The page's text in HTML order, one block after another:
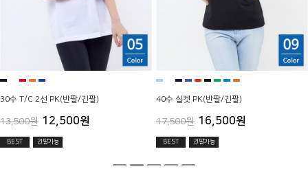
30수 T/C 2선 PK(반팔/긴팔)
13,500원 12,500원
BEST 긴팔가능
40수 실켓 PK(반팔/긴팔)
17,500원 16,500원
BEST 긴팔가능